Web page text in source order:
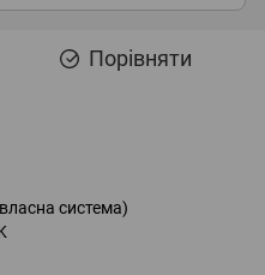
Порівняти
система)